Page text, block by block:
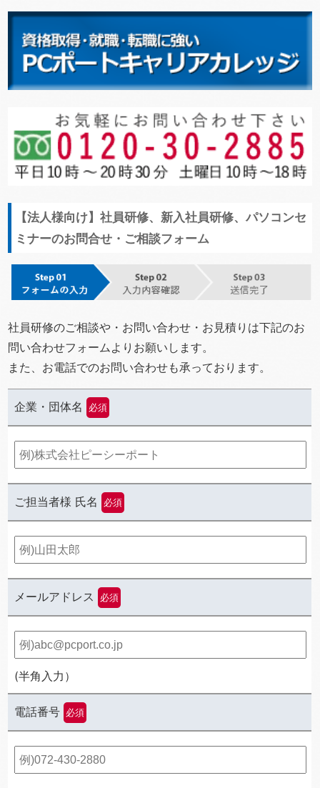
【法人様向け】社員研修、新入社員研修、パソコンセ
ミナーのお問合せ・ご相談フォーム
社員研修のご相談や・お問い合わせ・お見積りは下記のお
問い合わせフォームよりお願いします。
また、お電話でのお問い合わせも承っております。
企業・団体名 必須
ご担当者様 氏名 必須
メールアドレス 必須
(半角入力）
電話番号 必須